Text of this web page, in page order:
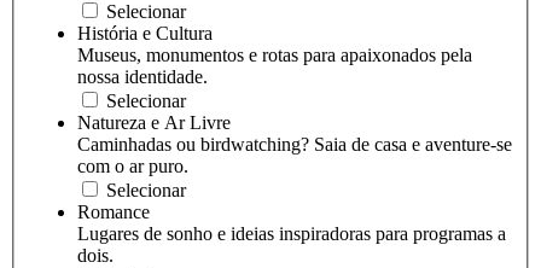
Selecionar
História e Cultura
Museus, monumentos e rotas para apaixonados pela
nossa identidade.
Selecionar
Natureza e Ar Livre
Caminhadas ou birdwatching? Saia de casa e aventure-se
com o ar puro.
Selecionar
Romance
Lugares de sonho e ideias inspiradoras para programas a
dois.